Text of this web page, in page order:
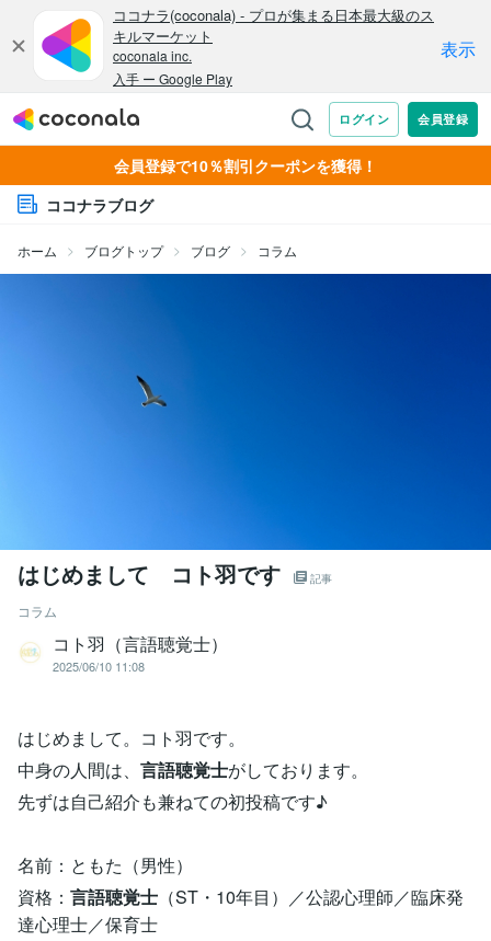
会員登録で10％割引クーポンを獲得！
ココナラブログ
ホーム ブログトップ ブログ コラム
はじめまして コト羽です 記事
コラム
コト羽（言語聴覚士）
2025/06/10 11:08
はじめまして。コト羽です。
中身の人間は、 言語聴覚士がしております。
先ずは自己紹介も兼ねての初投稿です♪
名前：ともた（男性）
資格： 言語聴覚士 （ST・10年目）／公認心理師／臨床発
達心理士／保育士